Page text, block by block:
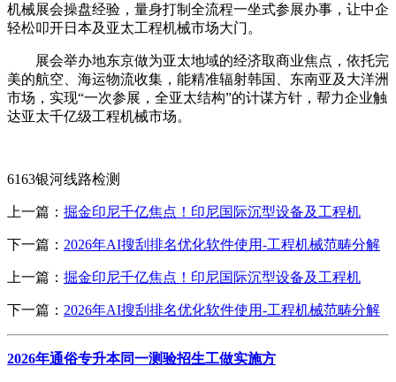
机械展会操盘经验，量身打制全流程一坐式参展办事，让中企
轻松叩开日本及亚太工程机械市场大门。
展会举办地东京做为亚太地域的经济取商业焦点，依托完
美的航空、海运物流收集，能精准辐射韩国、东南亚及大洋洲
市场，实现“一次参展，全亚太结构”的计谋方针，帮力企业触
达亚太千亿级工程机械市场。
6163银河线路检测
上一篇： 掘金印尼千亿焦点！印尼国际沉型设备及工程机
下一篇： 2026年AI搜刮排名优化软件使用-工程机械范畴分解
上一篇： 掘金印尼千亿焦点！印尼国际沉型设备及工程机
下一篇： 2026年AI搜刮排名优化软件使用-工程机械范畴分解
2026年通俗专升本同一测验招生工做实施方